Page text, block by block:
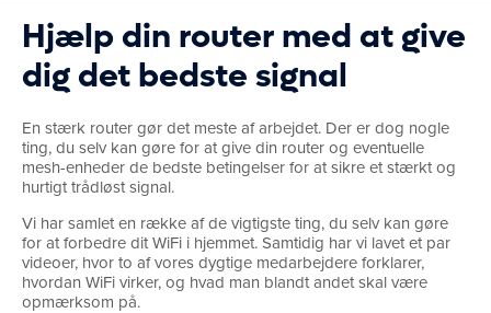
Hjælp din router med at give
dig det bedste signal
En stærk router gør det meste af arbejdet. Der er dog nogle
ting, du selv kan gøre for at give din router og eventuelle
mesh-enheder de bedste betingelser for at sikre et stærkt og
hurtigt trådløst signal.
Vi har samlet en række af de vigtigste ting, du selv kan gøre
for at forbedre dit WiFi i hjemmet. Samtidig har vi lavet et par
videoer, hvor to af vores dygtige medarbejdere forklarer,
hvordan WiFi virker, og hvad man blandt andet skal være
opmærksom på.